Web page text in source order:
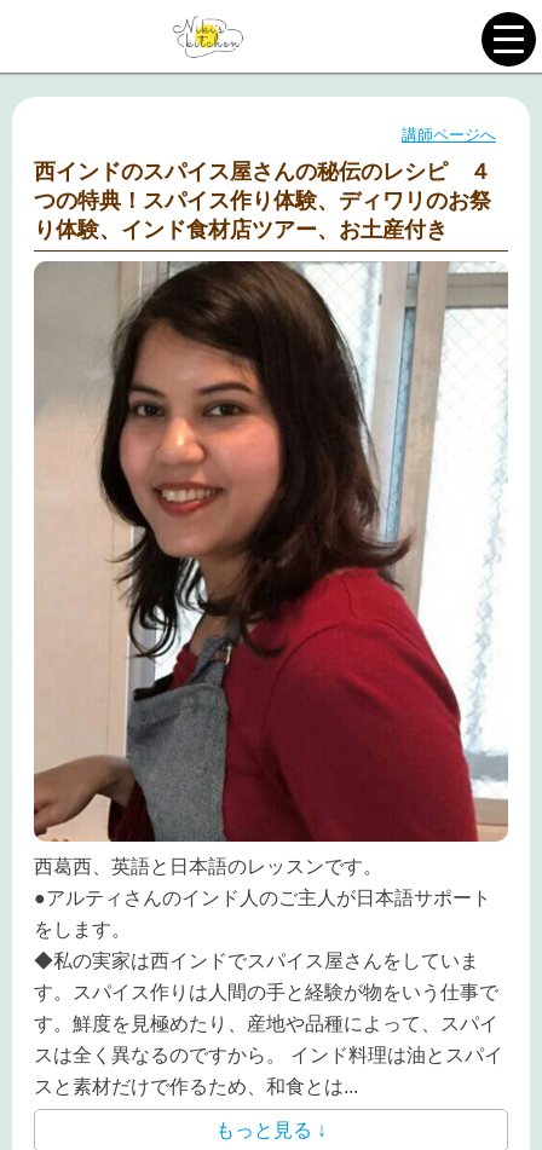
講師ページへ
西インドのスパイス屋さんの秘伝のレシピ ４
つの特典！スパイス作り体験、ディワリのお祭
り体験、インド食材店ツアー、お土産付き
西葛西、英語と日本語のレッスンです。
●アルティさんのインド人のご主人が日本語サポート
をします。
◆私の実家は西インドでスパイス屋さんをしていま
す。スパイス作りは人間の手と経験が物をいう仕事で
す。鮮度を見極めたり、産地や品種によって、スパイ
スは全く異なるのですから。 インド料理は油とスパイ
スと素材だけで作るため、和食とは...
もっと見る ↓